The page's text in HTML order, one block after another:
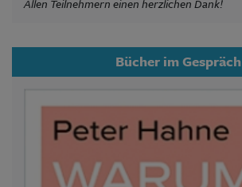
Bücher im Gespräch